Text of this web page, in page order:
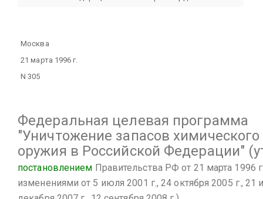
Москва
21 марта 1996 г.
N 305
Федеральная целевая программа
"Уничтожение запасов химического
оружия в Российской Федерации"
постановлением Правительства РФ от 21 марта 1996
изменениями от 5 июля 2001 г., 24 октября 2005 г., 21